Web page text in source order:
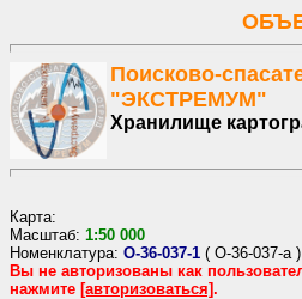
Поисково-
"ЭКСТРЕМУМ"
Хранилище
Карта:
Масштаб: 1:50 000
Номенклатура: O-36-037-1 ( O-36-037-а)
Вы не авторизованы как
нажмите [авторизоваться].